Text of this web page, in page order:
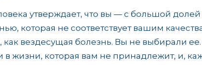
утверждает, что вы — с большой
которая не соответствует вашим
вездесущая болезнь. Вы не выбирали
в жизни, которая вам не принадлежит, и,